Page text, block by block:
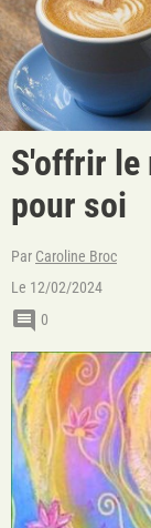
S'offrir le
pour soi
Par Caroline Broc
Le 12/02/2024
0